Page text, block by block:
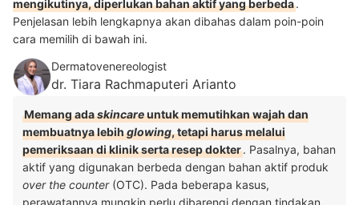
mengikutinya, diperlukan bahan aktif yang berbeda.
Penjelasan lebih lengkapnya akan dibahas dalam poin-poin
cara memilih di bawah ini.
Dermatovenereologist
dr. Tiara Rachmaputeri Arianto
Memang adaskincareuntuk memutihkan wajah dan
membuatnya lebihglowing, tetapi harus melalui
pemeriksaan di klinik serta resep dokter. Pasalnya, bahan
aktif yang digunakan berbeda dengan bahan aktif produk
over the counter (OTC). Pada beberapa kasus,